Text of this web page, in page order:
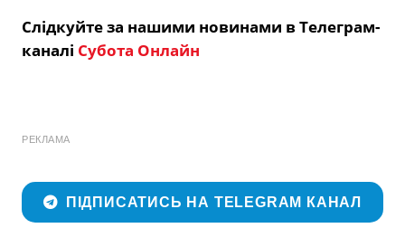
Слідкуйте за нашими новинами в Телеграм-
каналі Субота Онлайн
РЕКЛАМА
ПІДПИСАТИСЬ НА TELEGRAM КАНАЛ